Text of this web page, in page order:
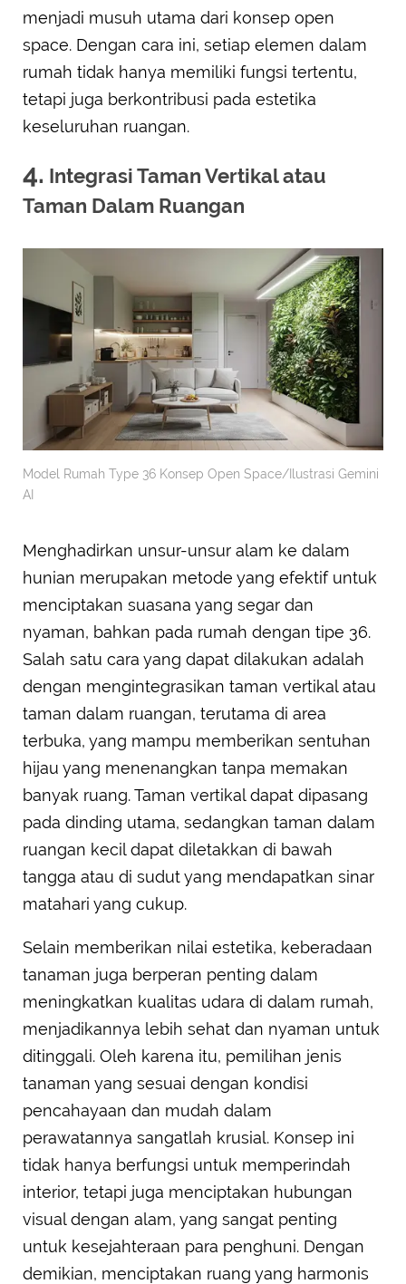
menjadi musuh utama dari konsep open
space. Dengan cara ini, setiap elemen dalam
rumah tidak hanya memiliki fungsi tertentu,
tetapi juga berkontribusi pada estetika
keseluruhan ruangan.
4. Integrasi Taman Vertikal atau
Taman Dalam Ruangan
Model Rumah Type 36 Konsep Open Space/Ilustrasi Gemini
AI
Menghadirkan unsur-unsur alam ke dalam
hunian merupakan metode yang efektif untuk
menciptakan suasana yang segar dan
nyaman, bahkan pada rumah dengan tipe 36.
Salah satu cara yang dapat dilakukan adalah
dengan mengintegrasikan taman vertikal atau
taman dalam ruangan, terutama di area
terbuka, yang mampu memberikan sentuhan
hijau yang menenangkan tanpa memakan
banyak ruang. Taman vertikal dapat dipasang
pada dinding utama, sedangkan taman dalam
ruangan kecil dapat diletakkan di bawah
tangga atau di sudut yang mendapatkan sinar
matahari yang cukup.
Selain memberikan nilai estetika, keberadaan
tanaman juga berperan penting dalam
meningkatkan kualitas udara di dalam rumah,
menjadikannya lebih sehat dan nyaman untuk
ditinggali. Oleh karena itu, pemilihan jenis
tanaman yang sesuai dengan kondisi
pencahayaan dan mudah dalam
perawatannya sangatlah krusial. Konsep ini
tidak hanya berfungsi untuk memperindah
interior, tetapi juga menciptakan hubungan
visual dengan alam, yang sangat penting
untuk kesejahteraan para penghuni. Dengan
demikian, menciptakan ruang yang harmonis